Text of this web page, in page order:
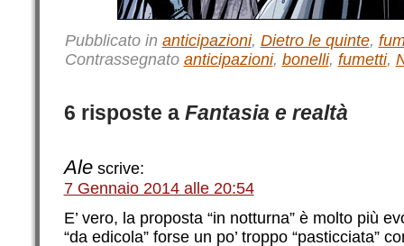
Pubblicato in anticipazioni, Dietro le quinte,
Contrassegnato anticipazioni, bonelli, fumetti,
6 risposte a Fantasia e realtà
Ale scrive:
7 Gennaio 2014 alle 20:54
E’ vero, la proposta “in notturna” è molto più
“da edicola” forse un po’ troppo “pasticciata”